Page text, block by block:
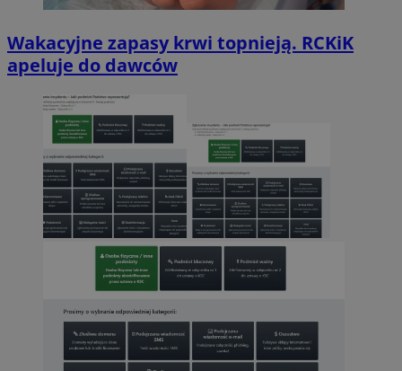
Wakacyjne zapasy krwi topnieją. RCKiK
apeluje do dawców